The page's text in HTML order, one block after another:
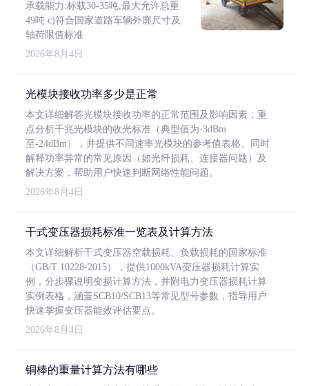
承载能力:标载30-35吨,最大允许总重
49吨 c)符合国家道路车辆外廓尺寸及
轴荷限值标准
2026年8月4日
光模块接收功率多少是正常
本文详细解答光模块接收功率的正常范围及影响因素，重
点分析千兆光模块的收光标准（典型值为-3dBm
至-24dBm），并提供不同速率光模块的参考值表格。同时
解释功率异常的常见原因（如光纤损耗、连接器问题）及
解决方案，帮助用户快速判断网络性能问题。
2026年8月4日
干式变压器损耗标准一览表及计算方法
本文详细解析干式变压器空载损耗、负载损耗的国家标准
（GB/T 10228-2015），提供1000kVA变压器损耗计算实
例，分步骤说明变损计算方法，并附电力变压器损耗计算
实例表格，涵盖SCB10/SCB13等常见型号参数，指导用户
快速掌握变压器能效评估要点。
2026年8月4日
铜棒的重量计算方法有哪些